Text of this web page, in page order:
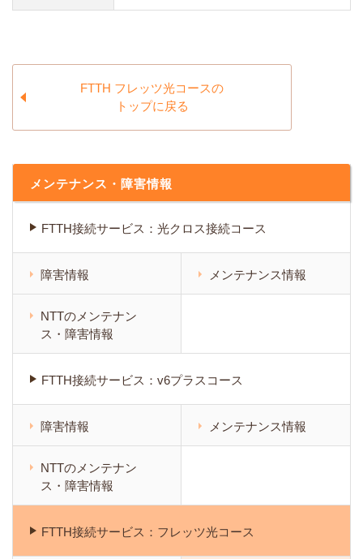
FTTH フレッツ光コースの
トップに戻る
メンテナンス・障害情報
FTTH接続サービス：光クロス接続コース
障害情報 メンテナンス情報
NTTのメンテナン
ス・障害情報
FTTH接続サービス：v6プラスコース
障害情報 メンテナンス情報
NTTのメンテナン
ス・障害情報
FTTH接続サービス：フレッツ光コース